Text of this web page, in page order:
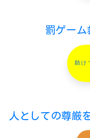
罰ゲーム
助け
人としての尊厳